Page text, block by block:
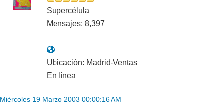
Supercélula
Mensajes: 8,397
Ubicación: Madrid-Ventas
En línea
Miércoles 19 Marzo 2003 00:00:16 AM